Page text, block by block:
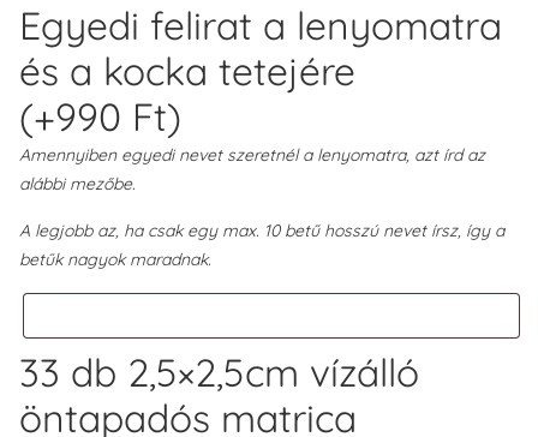
Egyedi felirat a lenyomatra
és a kocka tetejére
(+990 Ft)
Amennyiben egyedi nevet szeretnél a lenyomatra, azt írd az
alábbi mezőbe.
A legjobb az, ha csak egy max. 10 betű hosszú nevet írsz, így a
betűk nagyok maradnak.
33 db 2,5×2,5cm vízálló
öntapadós matrica